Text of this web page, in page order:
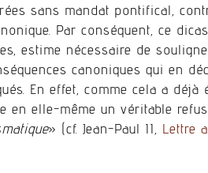
sans mandat pontifical,
Par conséquent, ce
estime nécessaire de
canoniques qui en
En effet, comme cela a déjà
en elle-même un véritable
» (cf. Jean-Paul II, Lettre